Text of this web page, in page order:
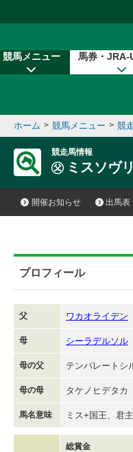
競馬メニュー 馬券・JRA-
ホーム > 競馬メニュー > 競
競走馬情報
ミスソヴ
開催お知らせ 出馬表
プロフィール
父 ワカオライデン
母 シーラデルソル
母の父 テンパレートシ
母の母 タケノヒデタカ
馬名意味 ミス+国王、君主
総賞金